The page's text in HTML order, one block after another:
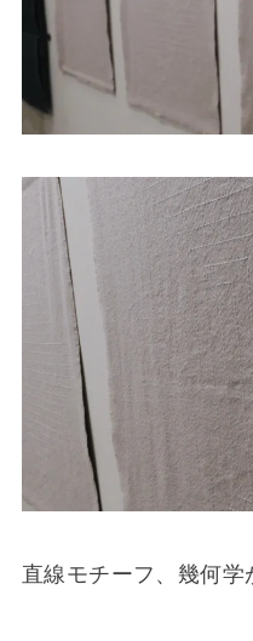
直線モチーフ、幾何学